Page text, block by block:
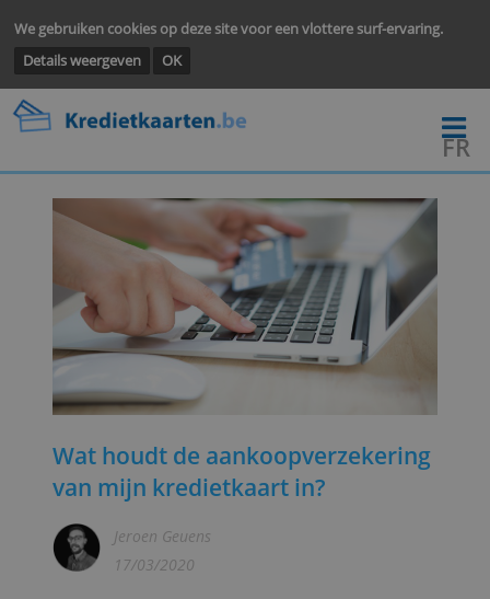
We gebruiken cookies op deze site voor een vlottere surf-
Details weergeven
Wat houdt de aankoopverzekering
van mijn kredietkaart in?